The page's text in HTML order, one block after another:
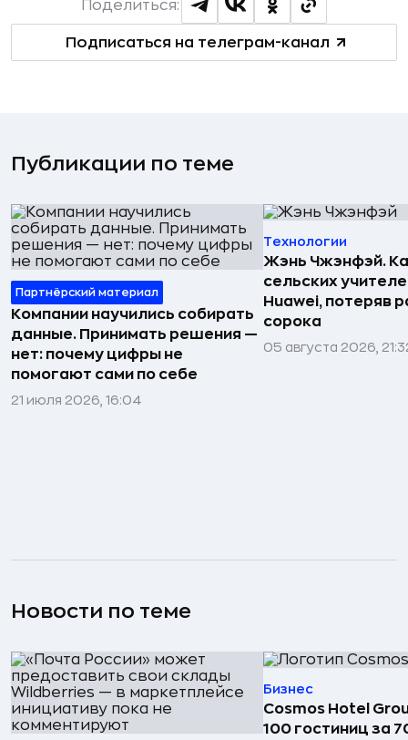
Подписаться на телеграм-канал
Поделиться:
Публикации по теме
Партнёрский материал
Компании научились собирать
данные. Принимать решения —
нет: почему цифры не
помогают сами по себе
21 июля 2026, 16:04
Технологии
Жэнь Чжэнфэй.
сельских
Huawei, потеряв
сорока
05 августа 2026,
Новости по теме
Бизнес
Cosmos Hotel
100 гостиниц за